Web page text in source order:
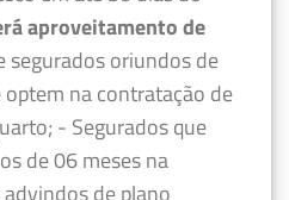
aproveitamento de
segurados oriundos de
na contratação de
- Segurados que
de 06 meses na
de plano